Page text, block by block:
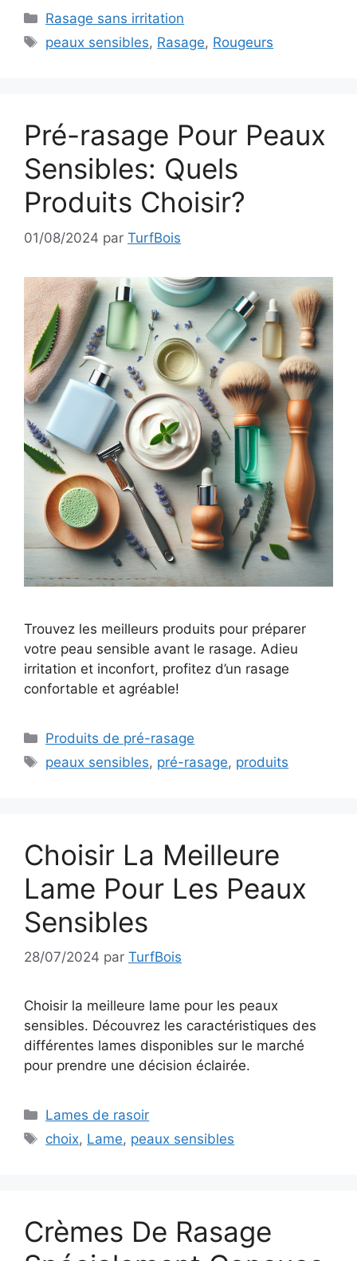
Catégories
Rasage sans irritation
Étiquettes
peaux sensibles, Rasage, Rougeurs
Pré-rasage Pour Peaux
Sensibles: Quels
Produits Choisir?
01/08/2024 par TurfBois
Trouvez les meilleurs produits pour préparer
votre peau sensible avant le rasage. Adieu
irritation et inconfort, profitez d’un rasage
confortable et agréable!
Catégories
Produits de pré-rasage
Étiquettes
peaux sensibles, pré-rasage, produits
Choisir La Meilleure
Lame Pour Les Peaux
Sensibles
28/07/2024 par TurfBois
Choisir la meilleure lame pour les peaux
sensibles. Découvrez les caractéristiques des
différentes lames disponibles sur le marché
pour prendre une décision éclairée.
Catégories
Lames de rasoir
Étiquettes
choix, Lame, peaux sensibles
Crèmes De Rasage